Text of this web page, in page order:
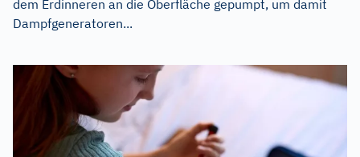
dem Erdinneren an die Oberfläche gepumpt, um damit
Dampfgeneratoren...